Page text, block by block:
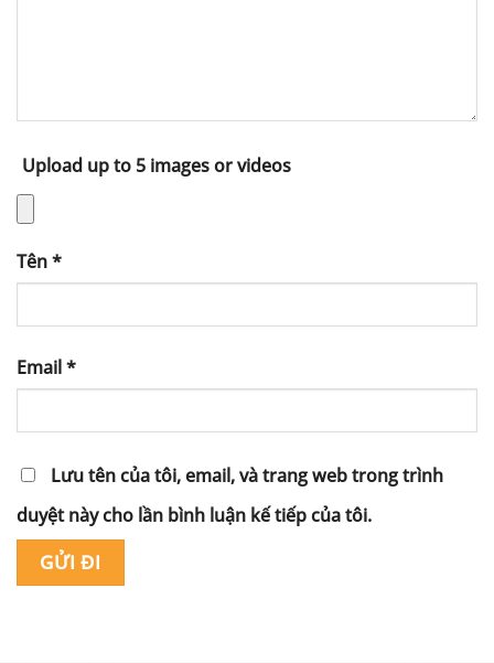
Upload up to 5 images or videos
Tên*
Email*
Lưu tên của tôi, email, và trang web trong trình
duyệt này cho lần bình luận kế tiếp của tôi.